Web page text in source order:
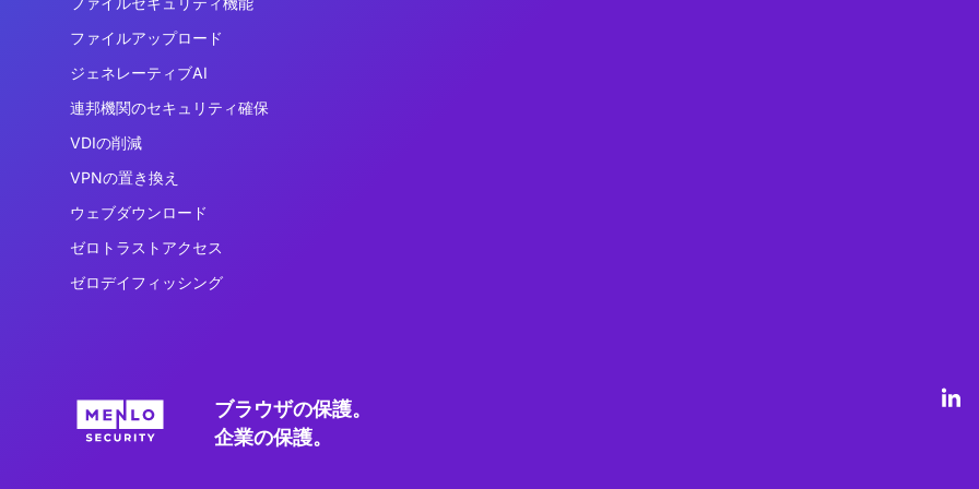
ファイルアップロード
ジェネレーティブAI
連邦機関のセキュリティ確保
VDIの削減
VPNの置き換え
ウェブダウンロード
ゼロトラストアクセス
ゼロデイフィッシング
ブラウザの保護。
企業の保護。